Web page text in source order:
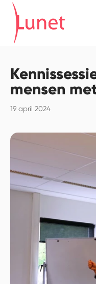
mensen
19 april 2024